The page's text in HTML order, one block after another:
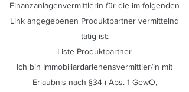
Finanzanlagenvermittlerin für die im folgenden
Link angegebenen Produktpartner vermittelnd
tätig ist:
Liste Produktpartner
Ich bin Immobiliardarlehensvermittler/in mit
Erlaubnis nach §34 i Abs. 1 GewO,